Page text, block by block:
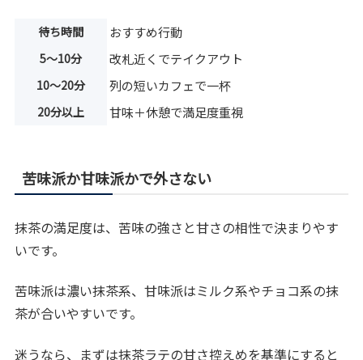
待ち時間 おすすめ行動
5〜10分 改札近くでテイクアウト
10〜20分 列の短いカフェで一杯
20分以上 甘味＋休憩で満足度重視
苦味派か甘味派かで外さない
抹茶の満足度は、苦味の強さと甘さの相性で決まりやす
いです。
苦味派は濃い抹茶系、甘味派はミルク系やチョコ系の抹
茶が合いやすいです。
迷うなら、まずは抹茶ラテの甘さ控えめを基準にすると